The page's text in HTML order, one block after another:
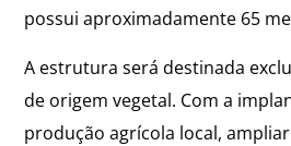
possui aproximadamente 65
A estrutura será destinada
de origem vegetal. Com a
produção agrícola local,